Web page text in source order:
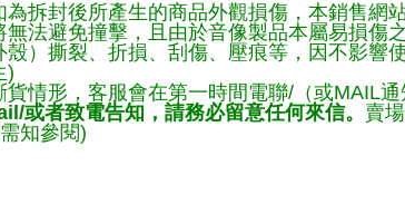
拆封後所產生的商品外觀損傷，本銷售網
法避免撞擊，且由於音像製品本屬易損傷
）撕裂、折損、刮傷、壓痕等，因不影響
)
情形，客服會在第一時間電聯/（或MAIL通
或者致電告知，請務必留意任何來信。 賣
知參閱)